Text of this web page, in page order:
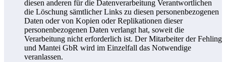
diesen anderen für die Datenverarbeitung Verantwortlichen
die Löschung sämtlicher Links zu diesen personenbezogenen
Daten oder von Kopien oder Replikationen dieser
personenbezogenen Daten verlangt hat, soweit die
Verarbeitung nicht erforderlich ist. Der Mitarbeiter der Fehling
und Mantei GbR wird im Einzelfall das Notwendige
veranlassen.